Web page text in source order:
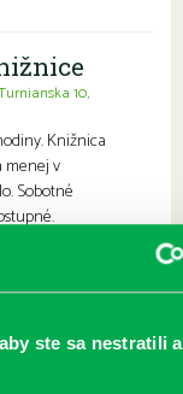
ste sa nestratili
10,
Knižnica
menej v
Sobotné
vo výdajnom
24 hodín
prajeme vám